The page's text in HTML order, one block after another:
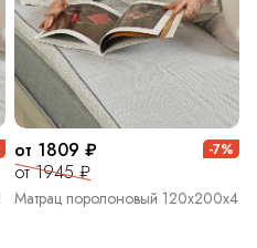
от 1809 ₽
от 1945 ₽
-7%
Матрац поролоновый 120х200х4